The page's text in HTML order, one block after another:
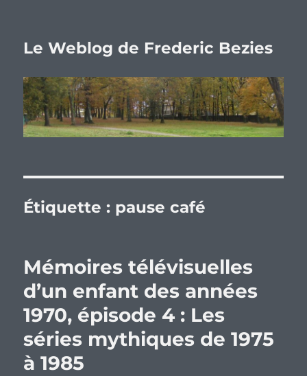
Le Weblog de Frederic Bezies
Étiquette : pause café
Mémoires télévisuelles
d’un enfant des années
1970, épisode 4 : Les
séries mythiques de 1975
à 1985